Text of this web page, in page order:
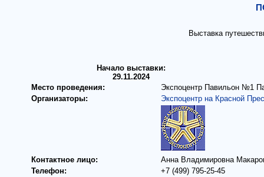
Выставка
Начало выставки:
29.11.2024
Место проведения:
Экспоцентр Павильон №1
Организаторы:
Экспоцентр на Красной
Контактное лицо:
Анна Владимировна
Телефон:
+7 (499) 795-25-45